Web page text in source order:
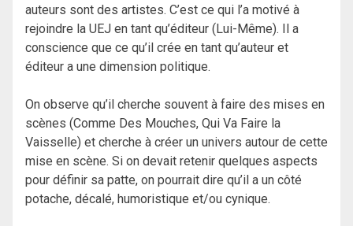
auteurs sont des artistes. C’est ce qui l’a motivé à
rejoindre la UEJ en tant qu’éditeur (Lui-Même). Il a
conscience que ce qu’il crée en tant qu’auteur et
éditeur a une dimension politique.
On observe qu’il cherche souvent à faire des mises en
scènes (Comme Des Mouches, Qui Va Faire la
Vaisselle) et cherche à créer un univers autour de cette
mise en scène. Si on devait retenir quelques aspects
pour définir sa patte, on pourrait dire qu’il a un côté
potache, décalé, humoristique et/ou cynique.